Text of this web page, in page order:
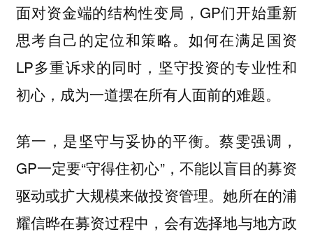
面对资金端的结构性变局，GP们开始重新
思考自己的定位和策略。如何在满足国资
LP多重诉求的同时，坚守投资的专业性和
初心，成为一道摆在所有人面前的难题。
第一，是坚守与妥协的平衡。蔡雯强调，
GP一定要“守得住初心”，不能以盲目的募资
驱动或扩大规模来做投资管理。她所在的浦
耀信晔在募资过程中，会有选择地与地方政